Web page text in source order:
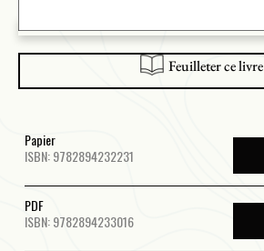
Feuilleter ce livre
Papier
ISBN: 9782894232231
PDF
ISBN: 9782894233016